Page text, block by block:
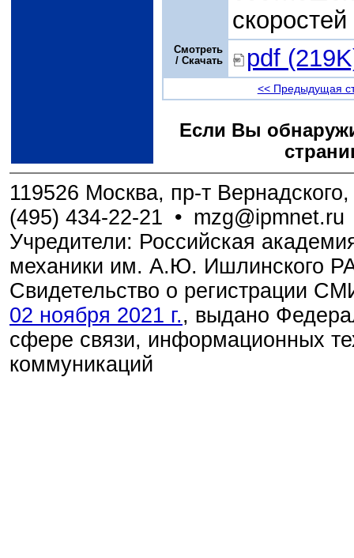
Смотреть
/ Скачать
pdf
<< Предыдущая
Если Вы
119526 Москва, пр-т
(495) 434-22-21 • mzg@ipmnet.ru
Учредители: Российская
механики им. А.Ю. Ишлинского
Свидетельство о регистрации
02 ноября 2021 г., выдано
сфере связи, информационных
коммуникаций